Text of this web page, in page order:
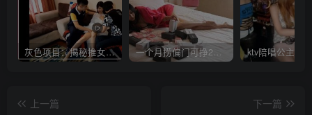
灰色项目：揭秘推女郎艾栗栗收费视频赚钱套路! 一个月捞偏门可挣20万是真的吗？
上一篇
下一篇